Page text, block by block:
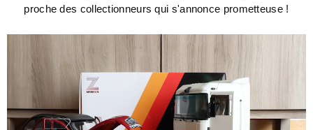
proche des collectionneurs qui s'annonce prometteuse !